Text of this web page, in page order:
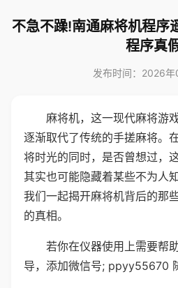
不急不躁!南通麻将机程序
程序真
发布时间：2026
麻将机，这一现代麻将游
逐渐取代了传统的手搓麻将。
将时光的同时，是否曾想过，
其实也可能隐藏着某些不为人
我们一起揭开麻将机背后的那
的真相。
若你在仪器使用上需要帮
导，添加微信号; ppyy55670